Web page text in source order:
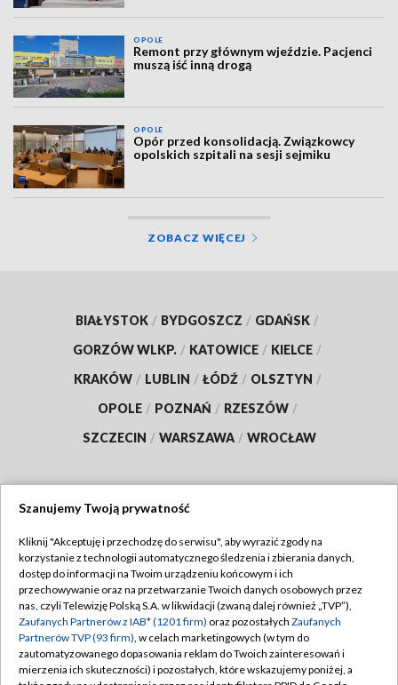
OPOLE
Remont przy głównym wjeździe. Pacjenci
muszą iść inną drogą
OPOLE
Opór przed konsolidacją. Związkowcy
opolskich szpitali na sesji sejmiku
ZOBACZ WIĘCEJ
BIAŁYSTOK / BYDGOSZCZ / GDAŃSK /
GORZÓW WLKP. / KATOWICE / KIELCE /
KRAKÓW / LUBLIN / ŁÓDŹ / OLSZTYN /
OPOLE / POZNAŃ / RZESZÓW /
SZCZECIN / WARSZAWA / WROCŁAW
TVP
Abonament TVP
Emisja w TVP
Centrum informacji TVP
Naziemna Telewizja Cyfrowa
Regulamin TVP
Polityka prywatności
Moje zgody
Pomoc
Szanujemy Twoją prywatność
Kliknij "Akceptuję i przechodzę do serwisu", aby wyrazić zgody na
korzystanie z technologii automatycznego śledzenia i zbierania danych,
dostęp do informacji na Twoim urządzeniu końcowym i ich
przechowywanie oraz na przetwarzanie Twoich danych osobowych przez
nas, czyli Telewizję Polską S.A. w likwidacji (zwaną dalej również „TVP”),
Zaufanych Partnerów z IAB* (1201 firm) oraz pozostałych Zaufanych
Partnerów TVP (93 firm), w celach marketingowych (w tym do
zautomatyzowanego dopasowania reklam do Twoich zainteresowań i
mierzenia ich skuteczności) i pozostałych, które wskazujemy poniżej, a